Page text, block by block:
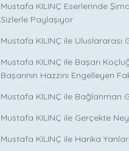
Mustafa KILINÇ Eserlerinde
Sizlerle Paylaşıyor
Mustafa KILINÇ ile Uluslararası
Mustafa KILINÇ ile Başarı
Başarının Hazzını Engelleyen
Mustafa KILINÇ ile Bağlanman
Mustafa KILINÇ ile Gerçekte
Mustafa KILINÇ ile Harika